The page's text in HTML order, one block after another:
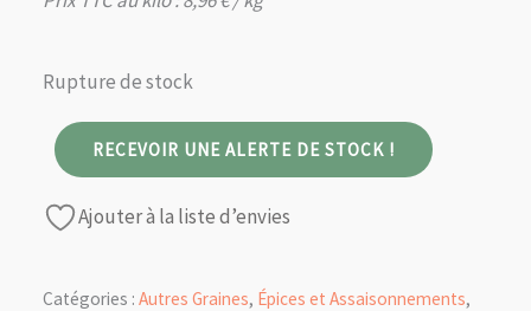
Rupture de stock
RECEVOIR UNE ALERTE DE STOCK !
Ajouter à la liste d’envies
Catégories : Autres Graines, Épices et Assaisonnements,